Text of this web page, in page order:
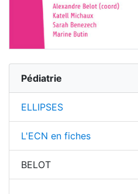
Pédiatrie
ELLIPSES
L'ECN en fiches
BELOT